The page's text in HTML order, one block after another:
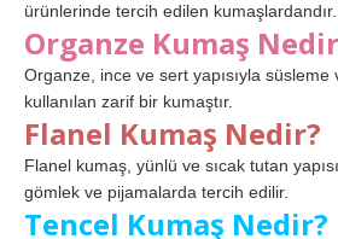
ürünlerinde tercih edilen kumaşlardandır.
Organze Kumaş
Organze, ince ve sert yapısıyla süsleme
kullanılan zarif bir kumaştır.
Flanel Kumaş Nedir?
Flanel kumaş, yünlü ve sıcak tutan
gömlek ve pijamalarda tercih edilir.
Tencel Kumaş Nedir?